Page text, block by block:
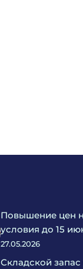
Повышение цен
условия до 15
27.05.2026
Складской